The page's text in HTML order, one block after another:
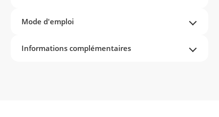
Mode d'emploi
Informations complémentaires